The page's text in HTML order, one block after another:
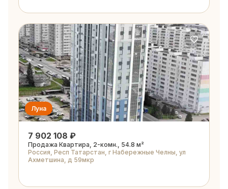
Луна
7 902 108 ₽
Продажа Квартира, 2-комн., 54.8 м²
Россия, Респ Татарстан, г Набережные Челны, ул
Ахметшина, д 59мкр